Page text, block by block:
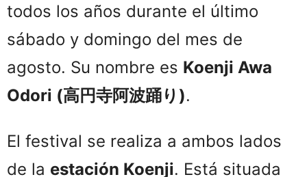
todos los años durante el último
sábado y domingo del mes de
agosto. Su nombre es Koenji Awa
Odori (高円寺阿波踊り).
El festival se realiza a ambos lados
de la estación Koenji. Está situada